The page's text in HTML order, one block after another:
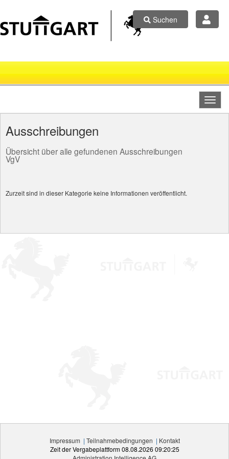
Suchen
Ausschreibungen
Übersicht über alle gefundenen Ausschreibungen
VgV
Zurzeit sind in dieser Kategorie keine Informationen veröffentlicht.
Impressum | Teilnahmebedingungen | Kontakt
Zeit der Vergabeplattform 08.08.2026 09:20:25